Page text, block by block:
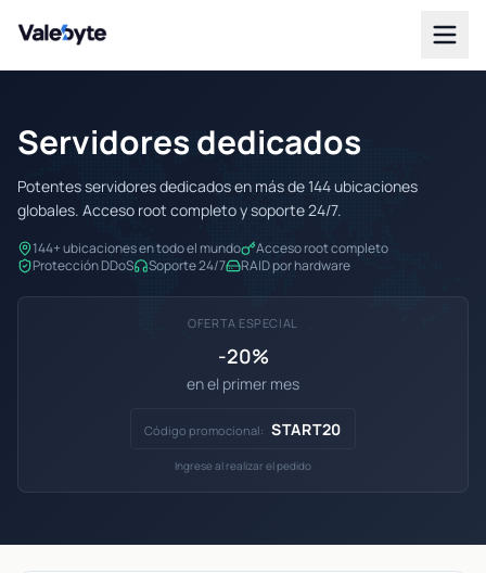
Valebyte
Servidores dedicados
Potentes servidores dedicados en más de 144 ubicaciones
globales. Acceso root completo y soporte 24/7.
144+ ubicaciones en todo el mundo
Acceso root completo
Protección DDoS
Soporte 24/7 RAID por hardware
OFERTA ESPECIAL
-20%
en el primer mes
Código promocional: START20
Ingrese al realizar el pedido